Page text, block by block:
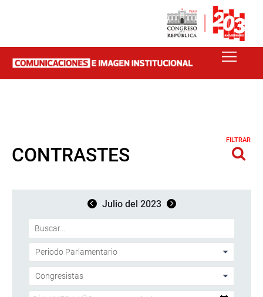
CONTRASTES
FILTRAR
Julio del 2023